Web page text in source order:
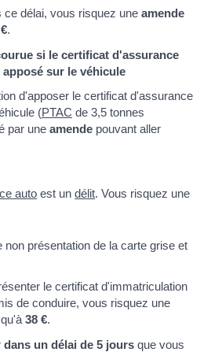
délai, vous risquez une amende
.
si le certificat d'assurance
sur le véhicule
d'apposer le certificat d'assurance
(PTAC de 3,5 tonnes
par une amende pouvant aller
auto est undélit. Vous risquez une
présentation de la carte grise et
le certificat d'immatriculation
de conduire, vous risquez une
38 €.
dans un délai de 5 jours que vous